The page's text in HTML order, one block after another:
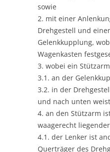
sowie
2. mit einer
Drehgestell und
Gelenkkupplung,
Wagenkasten
3. wobei ein Stützarm
3.1. an der
3.2. in der
und nach unten weist
4. an den Stützarm
waagerecht
4.1. der Lenker ist
Querträger des